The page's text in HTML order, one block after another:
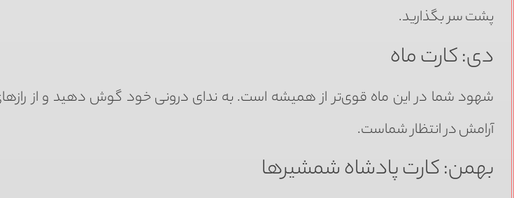
پشت سر بگذارید.
دی: کارت ماه
شهود شما در این ماه قوی‌تر از همیشه است. به ندای درونی خود گوش دهید و از رازهای
آرامش در انتظار شماست.
بهمن: کارت پادشاه شمشیرها